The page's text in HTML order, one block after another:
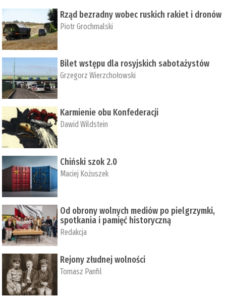
Rząd bezradny wobec ruskich rakiet i dronów
Piotr Grochmalski
Bilet wstępu dla rosyjskich sabotażystów
Grzegorz Wierzchołowski
Karmienie obu Konfederacji
Dawid Wildstein
Chiński szok 2.0
Maciej Kożuszek
Od obrony wolnych mediów po pielgrzymki,
spotkania i pamięć historyczną
Redakcja
Rejony złudnej wolności
Tomasz Panfil